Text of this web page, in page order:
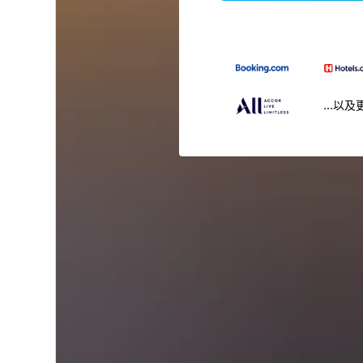
...以及